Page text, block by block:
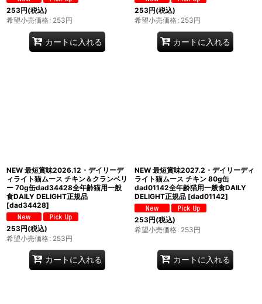
253円(税込)
希望小売価格: 253円
カートに入れる
253円(税込)
希望小売価格: 253円
カートに入れる
NEW 最短賞味2026.12・デイリーデ
ィライト猫ムース チキン＆クランベリ
ー 70g缶dad34428全年齢猫用一般
食DAILY DELIGHT正規品
[dad34428]
253円(税込)
希望小売価格: 253円
カートに入れる
NEW 最短賞味2027.2・デイリーディ
ライト猫ムース チキン 80g缶
dad01142全年齢猫用一般食DAILY
DELIGHT正規品 [dad01142]
253円(税込)
希望小売価格: 253円
カートに入れる